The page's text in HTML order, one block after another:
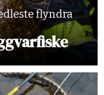
flyndra